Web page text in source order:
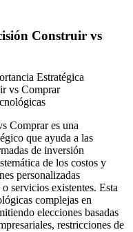
Construir vs
Estratégica
vs Comprar
Comprar es una
que ayuda a las
de inversión
de los costos y
personalizadas
servicios existentes. Esta
complejas en
elecciones basadas
restricciones de